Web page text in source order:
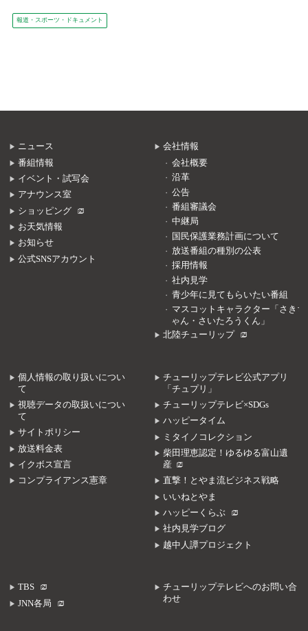
報道・スポーツ・ドキュメント
ニュース
番組情報
イベント・試写会
アナウンス室
ショッピング
お天気情報
お知らせ
公式SNSアカウント
会社情報
会社概要
沿革
公告
番組審議会
中継局
国民保護業務計画について
放送番組の種別の公表
採用情報
社内見学
青少年に見てもらいたい番組
マスコットキャラクター「さきち
ゃん・さいたろうくん」
北陸チューリップ
個人情報の取り扱いについ
て
視聴データの取扱いについ
て
サイトポリシー
放送料金表
イクボス宣言
コンプライアンス憲章
チューリップテレビ公式アプリ
「チュプリ」
チューリップテレビ×SDGs
ハッピータイム
ミタイノコレクション
柴田理恵認定！ゆるゆる富山遺
産
直撃！とやま流ビジネス戦略
いいねとやま
ハッピーくらぶ
社内見学ブログ
越中人譚プロジェクト
TBS
JNN各局
チューリップテレビへのお問い合
わせ